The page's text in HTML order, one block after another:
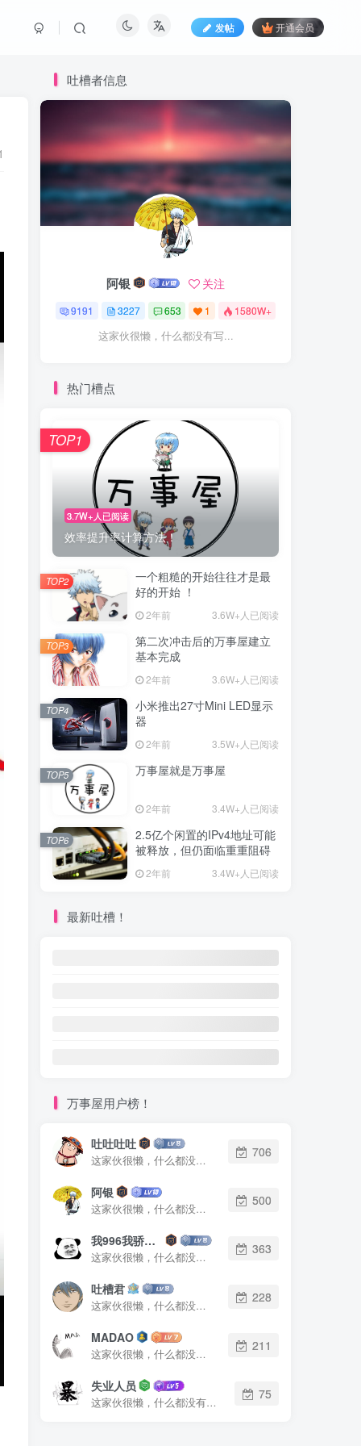
发帖 开通会员
吐槽者信息
阿银 关注
9191 3227 653 1 1580W+
这家伙很懒，什么都没有写...
热门槽点
3.7W+人已阅读
效率提升率计算方法！
TOP1
一个粗糙的开始往往才是最
好的开始 ！
2年前 3.6W+人已阅读
TOP2
第二次冲击后的万事屋建立
基本完成
2年前 3.6W+人已阅读
TOP3
小米推出27寸Mini LED显示
器
2年前 3.5W+人已阅读
TOP4
万事屋就是万事屋
2年前 3.4W+人已阅读
TOP5
2.5亿个闲置的IPv4地址可能
被释放，但仍面临重重阻碍
2年前 3.4W+人已阅读
TOP6
最新吐槽！
万事屋用户榜！
吐吐吐吐
这家伙很懒，什么都没有写...
706
阿银
这家伙很懒，什么都没有写...
500
我996我骄傲了么
这家伙很懒，什么都没有写...
363
吐槽君
这家伙很懒，什么都没有写...
228
MADAO
这家伙很懒，什么都没有写...
211
失业人员
这家伙很懒，什么都没有写...
75